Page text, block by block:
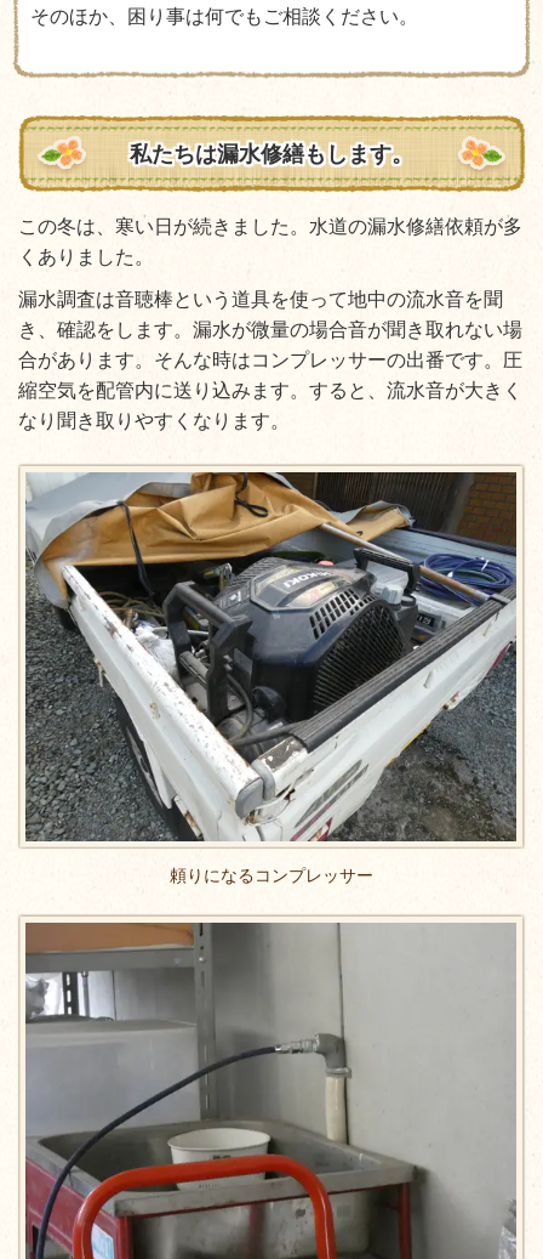
そのほか、困り事は何でもご相談ください。
私たちは漏水修繕もします。
この冬は、寒い日が続きました。水道の漏水修繕依頼が多
くありました。
漏水調査は音聴棒という道具を使って地中の流水音を聞
き、確認をします。漏水が微量の場合音が聞き取れない場
合があります。そんな時はコンプレッサーの出番です。圧
縮空気を配管内に送り込みます。すると、流水音が大きく
なり聞き取りやすくなります。
頼りになるコンプレッサー